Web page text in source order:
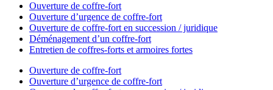
Ouverture de coffre-fort
Ouverture d’urgence de coffre-fort
Ouverture de coffre-fort en succession / juridique
Déménagement d’un coffre-fort
Entretien de coffres-forts et armoires fortes
Ouverture de coffre-fort
Ouverture d’urgence de coffre-fort